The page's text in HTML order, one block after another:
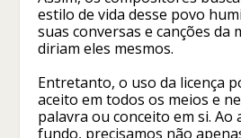
estilo de vida desse povo
suas conversas e canções da
diriam eles mesmos.
Entretanto, o uso da licença
aceito em todos os meios e
palavra ou conceito em si. Ao
fundo, precisamos não